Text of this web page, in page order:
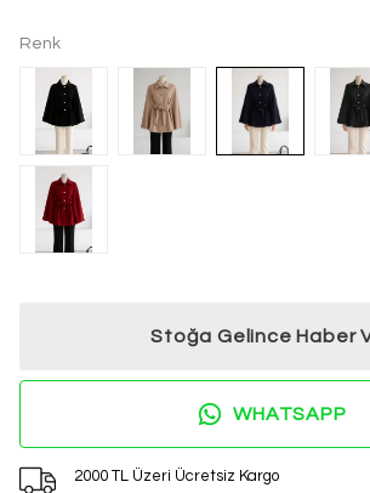
Renk
Stoğa Gelince Haber
WHATSAPP
2000 TL Üzeri Ücretsiz Kargo